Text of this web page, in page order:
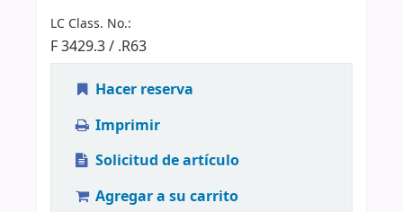
LC Class. No.:
F 3429.3 / .R63
Hacer reserva
Imprimir
Solicitud de artículo
Agregar a su carrito